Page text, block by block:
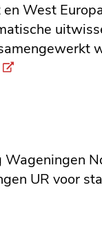
West
(Externe
UR voor